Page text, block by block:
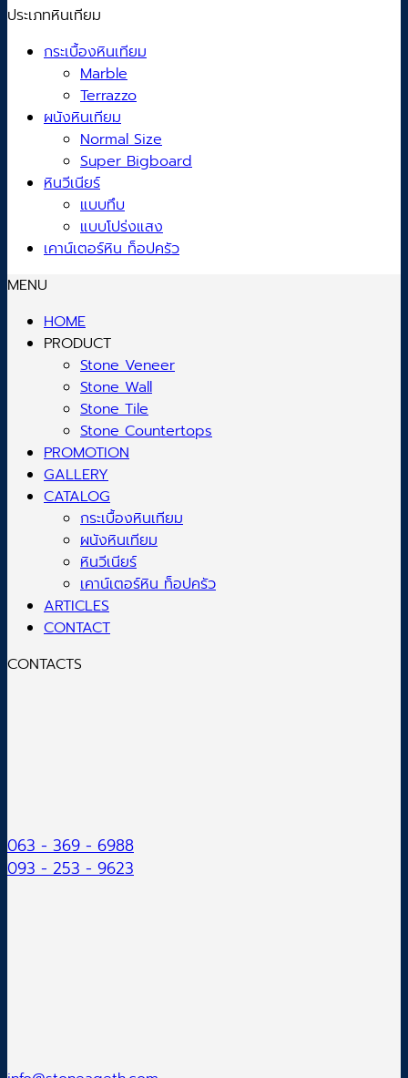
ประเภทหินเทียม
กระเบื้องหินเทียม
Marble
Terrazzo
ผนังหินเทียม
Normal Size
Super Bigboard
หินวีเนียร์
แบบทึบ
แบบโปร่งแสง
เคาน์เตอร์หิน ท็อปครัว
MENU
HOME
PRODUCT
Stone Veneer
Stone Wall
Stone Tile
Stone Countertops
PROMOTION
GALLERY
CATALOG
กระเบื้องหินเทียม
ผนังหินเทียม
หินวีเนียร์
เคาน์เตอร์หิน ท็อปครัว
ARTICLES
CONTACT
CONTACTS
063 - 369 - 6988
093 - 253 - 9623